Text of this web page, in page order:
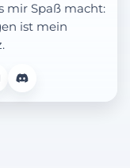
mir Spaß macht:
ist mein